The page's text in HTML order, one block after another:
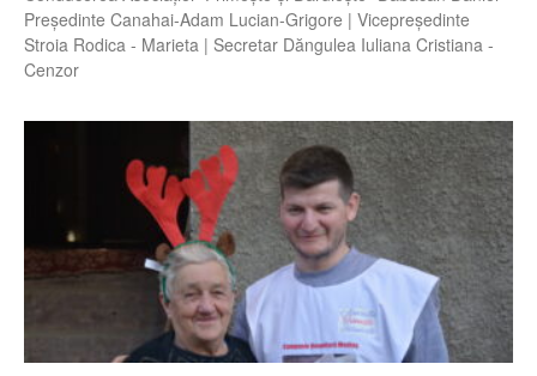
Președinte Canahai-Adam Lucian-Grigore | Vicepreședinte
Stroia Rodica - Marieta | Secretar Dăngulea Iuliana Cristiana -
Cenzor